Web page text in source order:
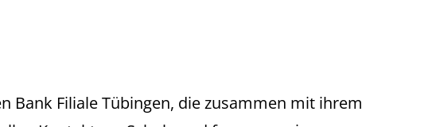
Filiale Tübingen, die zusammen mit ihrem